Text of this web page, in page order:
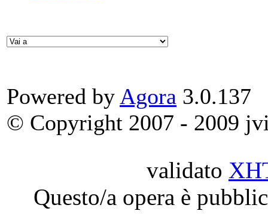
Powered by Agora 3.0.137
© Copyright 2007 - 2009
validato
Questo/a opera è